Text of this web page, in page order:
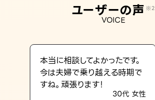
ユーザーの声 ※2
VOICE
本当に相談してよかったです。
今は夫婦で乗り越える時期で
すね。頑張ります！
30代 女性